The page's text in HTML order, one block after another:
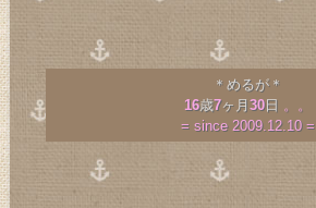
＊めるが＊
16歳7ヶ月30日 。。
= since 2009.12.10 =